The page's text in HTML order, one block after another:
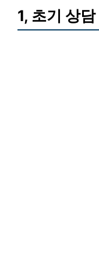
1, 초기 상